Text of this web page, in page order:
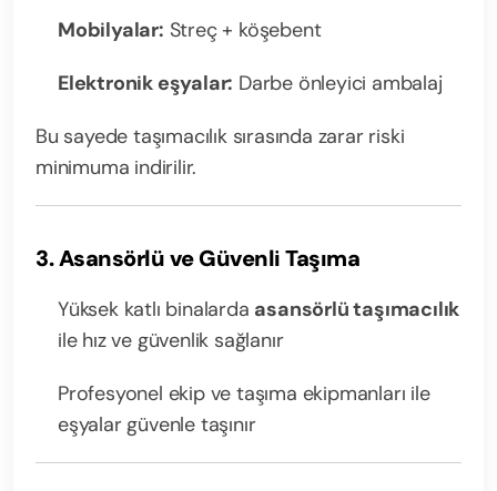
Mobilyalar: Streç + köşebent
Elektronik eşyalar: Darbe önleyici ambalaj
Bu sayede taşımacılık sırasında zarar riski
minimuma indirilir.
3. Asansörlü ve Güvenli Taşıma
Yüksek katlı binalarda asansörlü taşımacılık
ile hız ve güvenlik sağlanır
Profesyonel ekip ve taşıma ekipmanları ile
eşyalar güvenle taşınır